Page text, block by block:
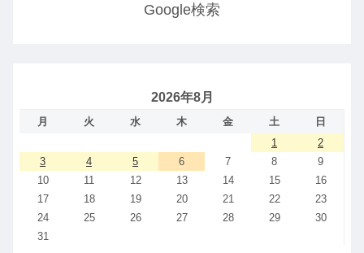
Google検索
2026年8月
月 火 水 木 金 土
日
1
2
3
4 5 6 7 8
9
10
11 12 13 14 15
16
17
18 19 20 21 22
23
24
25 26 27 28 29
30
31